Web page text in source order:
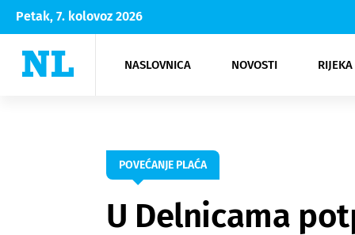
Petak, 7. kolovoz 2026
NASLOVNICA NOVOSTI
Rijeka Opatija
NK
Moda
Kultura
POVEĆANJE PLAĆA
U Delnicama